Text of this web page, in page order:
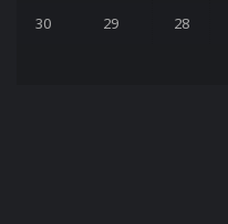
28
29
30